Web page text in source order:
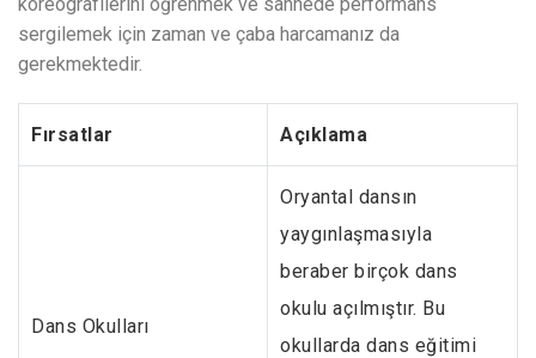
sergilemek için zaman ve çaba harcamanız da
gerekmektedir.
Fırsatlar Açıklama
Dans Okulları
Oryantal dansın
yaygınlaşmasıyla
beraber birçok dans
okulu açılmıştır. Bu
okullarda dans eğitimi